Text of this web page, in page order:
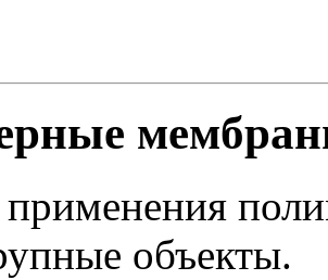
применения
объекты.